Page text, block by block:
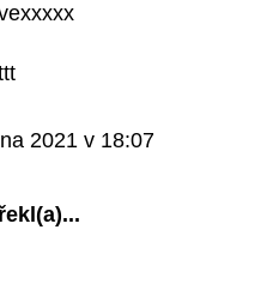
2021 v 18:07
řekl(a)...